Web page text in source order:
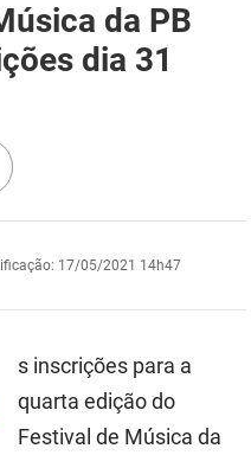
da PB
dia 31
: 17/05/2021 14h47
s inscrições para a
quarta edição do
Festival de Música da